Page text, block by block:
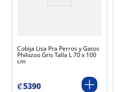
Cobija Lisa Pra Perros y Gatos
Philozoo Gris Talla L 70 x 100
cm
₡5390